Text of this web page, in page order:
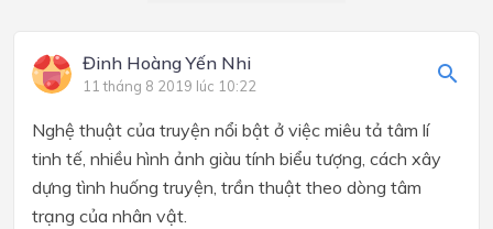
Đinh Hoàng Yến Nhi
11 tháng 8 2019 lúc 10:22
Nghệ thuật của truyện nổi bật ở việc miêu tả tâm lí
tinh tế, nhiều hình ảnh giàu tính biểu tượng, cách xây
dựng tình huống truyện, trần thuật theo dòng tâm
trạng của nhân vật.